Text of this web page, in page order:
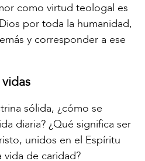
como virtud teologal es
por toda la humanidad,
y corresponder a ese
sólida, ¿cómo se
diaria? ¿Qué significa ser
unidos en el Espíritu
vida de caridad?